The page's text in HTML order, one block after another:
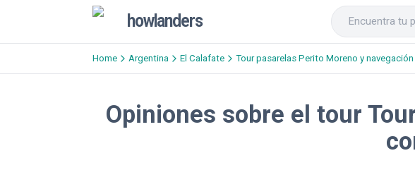
howlanders
Home Argentina El Calafate Tour pasarelas Perito Moreno y navegación
Opiniones sobre el tour